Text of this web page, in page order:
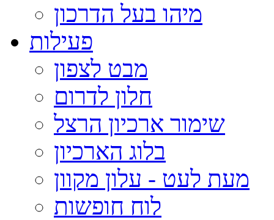
מיהו בעל הדרכון
פעילות
מבט לצפון
חלון לדרום
שימור ארכיון הרצל
בלוג הארכיון
מעת לעט - עלון מקוון
לוח חופשות